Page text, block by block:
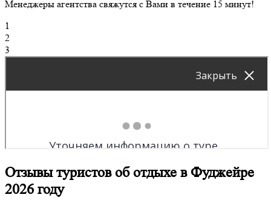
Менеджеры агентства свяжутся с Вами в течение 15 минут!
1
2
3
Отзывы туристов об отдыхе в Фуджейре
2026 году